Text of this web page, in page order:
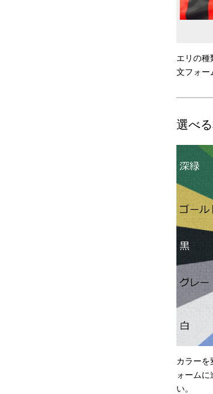
エリの種
文フォー
選べ
カラーを
ォームに
い。